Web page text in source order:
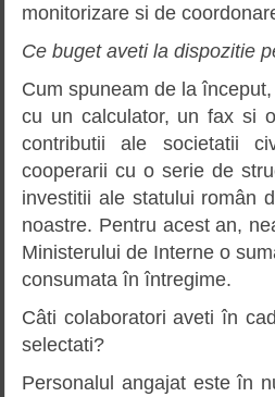
monitorizare si de
Ce buget aveti la dispozitie
Cum spuneam de la
cu un calculator, un fax si
contributii ale societatii
cooperarii cu o serie de
investitii ale statului român
noastre. Pentru acest an,
Ministerului de Interne o
consumata în întregime.
Câti colaboratori aveti în
selectati?
Personalul angajat este în